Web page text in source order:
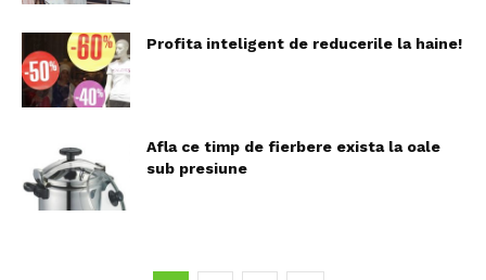
Profita inteligent de reducerile la haine!
Afla ce timp de fierbere exista la oale
sub presiune